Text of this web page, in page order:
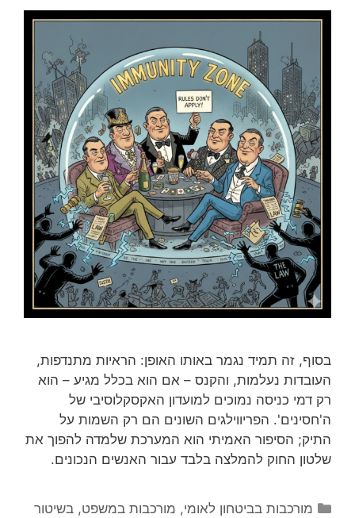
בסוף, זה תמיד נגמר באותו האופן: הראיות מתנדפות,
העובדות נעלמות, והקנס – אם הוא בכלל מגיע – הוא
רק דמי כניסה נמוכים למועדון האקסקלוסיבי של
ה'חסינים'. הפריווילגים השונים הם רק השמות על
התיק; הסיפור האמיתי הוא המערכת שלמדה להפוך את
שלטון החוק להמלצה בלבד עבור האנשים הנכונים.
קטגוריות
מורכבות בביטחון לאומי, מורכבות במשפט, בשיטור